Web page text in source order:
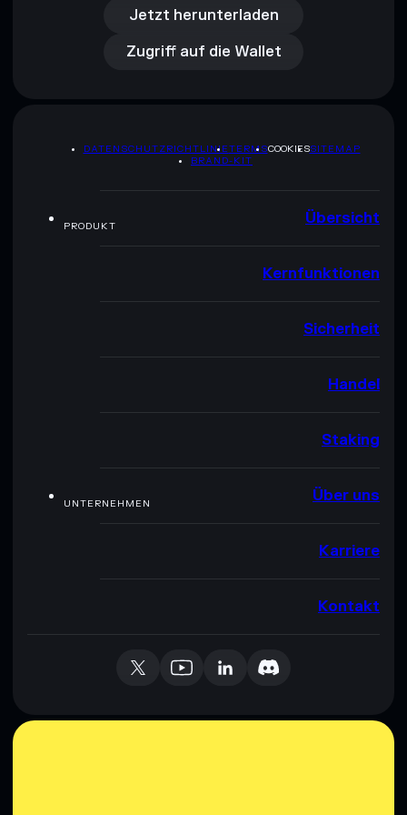
Jetzt herunterladen
Zugriff auf die Wallet
Zugriff auf die Wallet
DATENSCHUTZRICHTLINIETERMSCOOKIESSITEMAP
BRAND-KIT
PRODUKT Übersicht
Kernfunktionen
Sicherheit
Handel
Staking
UNTERNEHMEN Über uns
Karriere
Kontakt